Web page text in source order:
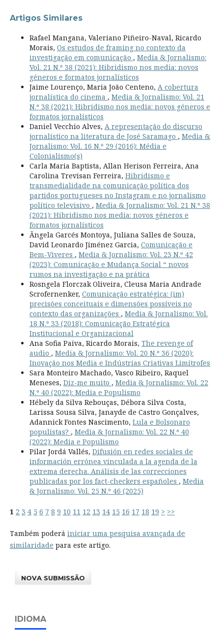
Artigos Similares
Rafael Mangana, Valeriano Piñeiro-Naval, Ricardo
Morais, Os estudos de framing no contexto da
investigação em comunicação , Media & Jornalismo:
Vol. 21 N.º 38 (2021): Hibridismo nos media: novos
géneros e formatos jornalísticos
Jaime Lourenço, Maria João Centeno, A cobertura
jornalística do cinema , Media & Jornalismo: Vol. 21
N.º 38 (2021): Hibridismo nos media: novos géneros e
formatos jornalísticos
Daniel Vecchio Alves, A representação do discurso
jornalístico na literatura de José Saramago , Media &
Jornalismo: Vol. 16 N.º 29 (2016): Média e
Colonialismo(s)
Carla Maria Baptista, Allan Herison Ferreira, Ana
Carolina Trevisan Ferreira, Hibridismo e
transmedialidade na comunicação política dos
partidos portugueses no Instagram e no jornalismo
político televisivo , Media & Jornalismo: Vol. 21 N.º 38
(2021): Hibridismo nos media: novos géneros e
formatos jornalísticos
Ãngela Garcés Montoya, Juliana Salles de Souza,
David Leonardo Jiménez Garcia, Comunicação e
Bem-Viveres , Media & Jornalismo: Vol. 23 N.º 42
(2023): Comunicação e Mudança Social “ novos
rumos na investigação e na prática
Rosngela Florczak Oliveira, Cleusa Maria Andrade
Scrofernenker, Comunicação estratégica: (im)
precisões conceituais e dimensões possíveis no
contexto das organizações , Media & Jornalismo: Vol.
18 N.º 33 (2018): Comunicação Estratégica
Institucional e Organizacional
Ana Sofia Paiva, Ricardo Morais, The revenge of
audio , Media & Jornalismo: Vol. 20 N.º 36 (2020):
Inovação nos Media e Indústrias Criativas Limítrofes
Sara Monteiro Machado, Vasco Ribeiro, Raquel
Meneses, Diz-me muito , Media & Jornalismo: Vol. 22
N.º 40 (2022): Media e Populismo
Hébely da Silva Rebouças, Débora Silva Costa,
Larissa Sousa Silva, Janayde de Castro Gonçalves,
Adannick Fontes Nascimento, Lula e Bolsonaro
populistas? , Media & Jornalismo: Vol. 22 N.º 40
(2022): Media e Populismo
Pilar Jordá Vallés, Difusión en redes sociales de
información errónea vinculada a la agenda de la
extrema derecha. Análisis de las correcciones
publicadas por los fact-checkers españoles , Media
& Jornalismo: Vol. 25 N.º 46 (2025)
1 2 3 4 5 6 7 8 9 10 11 12 13 14 15 16 17 18 19 > >>
Também poderá iniciar uma pesquisa avançada de
similaridade para este artigo.
NOVA SUBMISSÃO
IDIOMA